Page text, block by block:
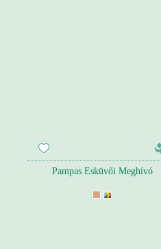
Pampas Esküvői Meghívó